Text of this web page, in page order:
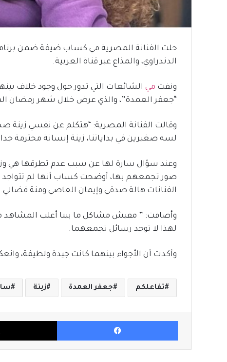
حلت الفنانة المصرية مي كساب ضيفة ضمن
الدندراوي، والمذاع عبر قناة العربية.
ونفت مي الشائعات التي تدور حول وجود خلاف
“جعفر العمدة”، والذي عرض خلال شهر رمضان
وقالت الفنانة المصرية: “هتكلم عن نفسي زينة
لسه صغيرين في بداياتنا، زينة إنسانة محترمة
وعند سؤال سارة لها عن سبب عدم تطرقها هي
صور تجمعهم بها، أوضحت كساب أنها لم
الفنانات هالة صدقي وإيمان العاصي ومنة فضالي.
وأضافت: ” مفيش مشاكل ما بينا أغلب المشاهد
لهذا لا توجد رسائل تجمعهما.
وأكدت أن الأجواء بينهما كانت جيدة ولطيفة،
تفاعلكم جعفر العمدة زينة
فيسبوك